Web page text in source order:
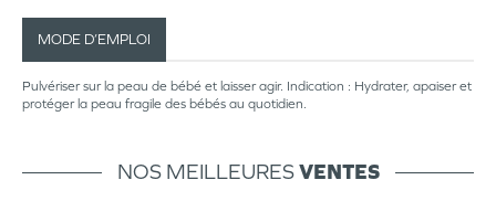
MODE D’EMPLOI
Pulvériser sur la peau de bébé et laisser agir. Indication : Hydrater, apaiser et
protéger la peau fragile des bébés au quotidien.
NOS MEILLEURESVENTES